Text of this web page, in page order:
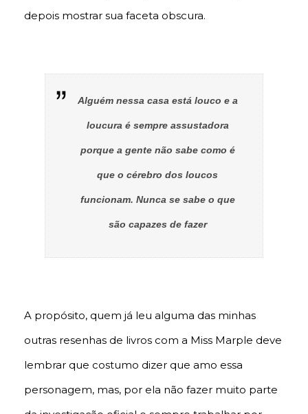
depois mostrar sua faceta obscura.
Alguém nessa casa está louco e a
loucura é sempre assustadora
porque a gente não sabe como é
que o cérebro dos loucos
funcionam. Nunca se sabe o que
são capazes de fazer
A propósito, quem já leu alguma das minhas
outras resenhas de livros com a Miss Marple deve
lembrar que costumo dizer que amo essa
personagem, mas, por ela não fazer muito parte